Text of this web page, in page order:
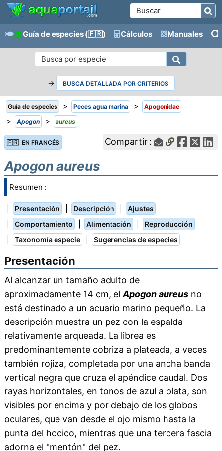
Guía de especies(🇫🇷) Cálculos Manuales
→ BUSCA DETALLADA POR CRITERIOS
Guía de especies > Peces agua marina > Apogonidae
> Apogon > aureus
🇫🇷 EN FRANCÉS Compartir :
Apogon aureus
Resumen :
Presentación Descripción Ajustes
Comportamiento Alimentación Reproducción
Taxonomía especie Sugerencias de especies
Presentación
Al alcanzar un tamaño adulto de
aproximadamente 14 cm, el Apogon aureusno
está destinado a un acuario marino pequeño. La
descripción muestra un pez con la espalda
relativamente arqueada. La librea es
predominantemente cobriza a plateada, a veces
también rojiza, completada por una ancha banda
vertical negra que cruza el apéndice caudal. Dos
rayas horizontales, en tonos de azul a plata, son
visibles por encima y por debajo de los globos
oculares, que van desde el ojo mismo hasta la
punta del hocico, mientras que una tercera fascia
adorna el "mentón" del pez.